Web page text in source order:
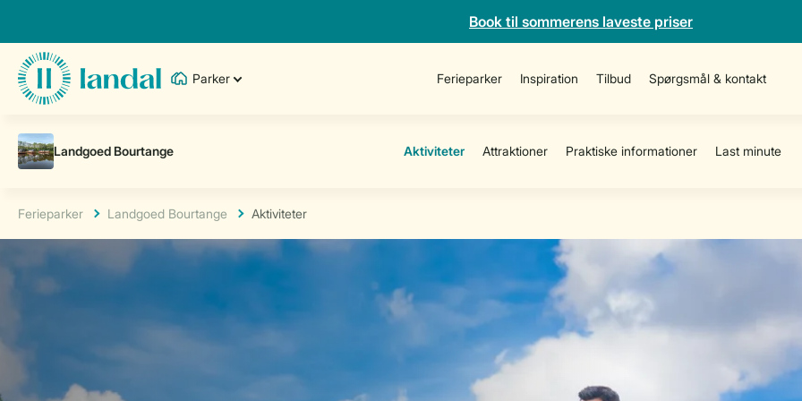
Book til sommerens laveste priser
Parker Ferieparker Inspiration Tilbud Spørgsmål & kontakt
Ferieparker Landgoed Bourtange Aktiviteter